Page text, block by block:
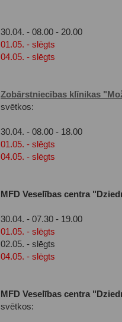
30.04. - 08.00 - 20.00
01.05. - slēgts
04.05. - slēgts
Zobārstniecības klīnikas
svētkos:
30.04. - 08.00 - 18.00
01.05. - slēgts
04.05. - slēgts
MFD Veselības centra
30.04. - 07.30 - 19.00
01.05. - slēgts
02.05. - slēgts
04.05. - slēgts
MFD Veselības centra
svētkos: